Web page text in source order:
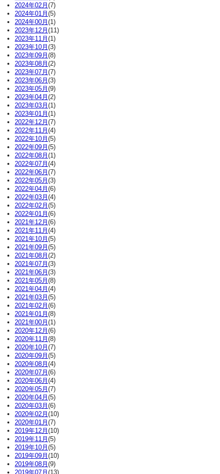
2024年02月 (7)
2024年01月 (5)
2024年00月 (1)
2023年12月 (11)
2023年11月 (1)
2023年10月 (3)
2023年09月 (8)
2023年08月 (2)
2023年07月 (7)
2023年06月 (3)
2023年05月 (9)
2023年04月 (2)
2023年03月 (1)
2023年01月 (1)
2022年12月 (7)
2022年11月 (4)
2022年10月 (5)
2022年09月 (5)
2022年08月 (1)
2022年07月 (4)
2022年06月 (7)
2022年05月 (3)
2022年04月 (6)
2022年03月 (4)
2022年02月 (5)
2022年01月 (6)
2021年12月 (6)
2021年11月 (4)
2021年10月 (5)
2021年09月 (5)
2021年08月 (2)
2021年07月 (3)
2021年06月 (3)
2021年05月 (8)
2021年04月 (4)
2021年03月 (5)
2021年02月 (6)
2021年01月 (8)
2021年00月 (1)
2020年12月 (6)
2020年11月 (8)
2020年10月 (7)
2020年09月 (5)
2020年08月 (4)
2020年07月 (6)
2020年06月 (4)
2020年05月 (7)
2020年04月 (5)
2020年03月 (6)
2020年02月 (10)
2020年01月 (7)
2019年12月 (10)
2019年11月 (5)
2019年10月 (5)
2019年09月 (10)
2019年08月 (9)
2019年07月 (13)